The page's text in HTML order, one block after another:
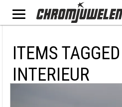
ITEMS
INTERIEUR